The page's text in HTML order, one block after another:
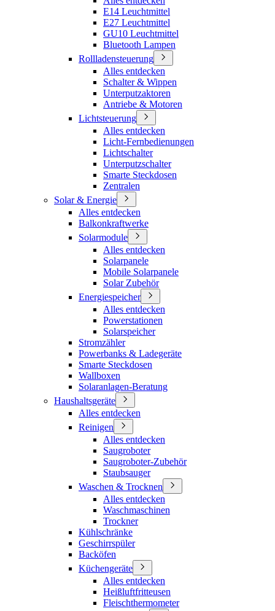
E14 Leuchtmittel
E27 Leuchtmittel
GU10 Leuchtmittel
Bluetooth Lampen
Rollladensteuerung
Alles entdecken
Schalter & Wippen
Unterputzaktoren
Antriebe & Motoren
Lichtsteuerung
Alles entdecken
Licht-Fernbedienungen
Lichtschalter
Unterputzschalter
Smarte Steckdosen
Zentralen
Solar & Energie
Alles entdecken
Balkonkraftwerke
Solarmodule
Alles entdecken
Solarpanele
Mobile Solarpanele
Solar Zubehör
Energiespeicher
Alles entdecken
Powerstationen
Solarspeicher
Stromzähler
Powerbanks & Ladegeräte
Smarte Steckdosen
Wallboxen
Solaranlagen-Beratung
Haushaltsgeräte
Alles entdecken
Reinigen
Alles entdecken
Saugroboter
Saugroboter-Zubehör
Staubsauger
Waschen & Trocknen
Alles entdecken
Waschmaschinen
Trockner
Kühlschränke
Geschirrspüler
Backöfen
Küchengeräte
Alles entdecken
Heißluftfritteusen
Fleischthermometer